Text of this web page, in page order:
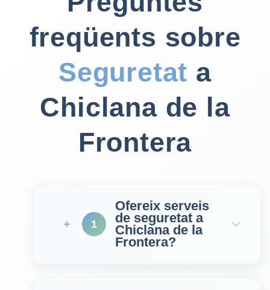
freqüents sobre
Seguretat a
Chiclana de la
Frontera
1
Ofereix serveis
de seguretat a
Chiclana de la
Frontera?